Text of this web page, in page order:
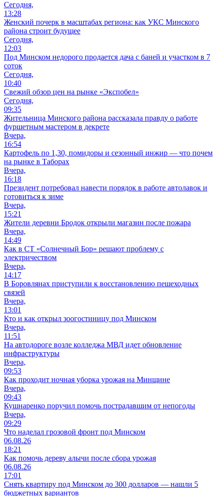
Сегодня,
13:28
Женский почерк в масштабах региона: как УКС Минского
района строит будущее
Сегодня,
12:03
Под Минском недорого продается дача с баней и участком в 7
соток
Сегодня,
10:40
Свежий обзор цен на рынке «Экспобел»
Сегодня,
09:35
Жительница Минского района рассказала правду о работе
фуршетным мастером в декрете
Вчера,
16:54
Картофель по 1,30, помидоры и сезонный инжир — что почем
на рынке в Таборах
Вчера,
16:18
Президент потребовал навести порядок в работе автолавок и
готовиться к зиме
Вчера,
15:21
Жители деревни Бродок открыли магазин после пожара
Вчера,
14:49
Как в СТ «Солнечный Бор» решают проблему с
электричеством
Вчера,
14:17
В Боровлянах приступили к восстановлению пешеходных
связей
Вчера,
13:01
Кто и как открыл зоогостиницу под Минском
Вчера,
11:51
На автодороге возле колледжа МВД идет обновление
инфраструктуры
Вчера,
09:53
Как проходит ночная уборка урожая на Минщине
Вчера,
09:43
Кушнаренко поручил помочь пострадавшим от непогоды
Вчера,
09:29
Что наделал грозовой фронт под Минском
06.08.26
18:21
Как помочь дереву алычи после сбора урожая
06.08.26
17:01
Снять квартиру под Минском до 300 долларов — нашли 5
бюджетных вариантов